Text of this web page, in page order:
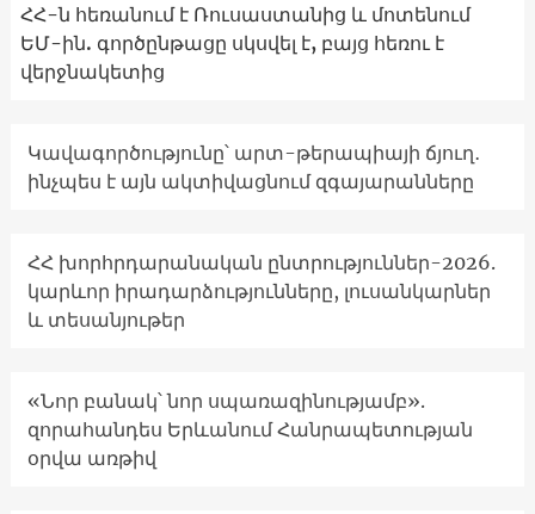
ՀՀ-ն հեռանում է Ռուսաստանից և մոտենում
ԵՄ-ին. գործընթացը սկսվել է, բայց հեռու է
վերջնակետից
Կավագործությունը՝ արտ-թերապիայի ճյուղ․
ինչպես է այն ակտիվացնում զգայարանները
ՀՀ խորհրդարանական ընտրություններ-2026.
կարևոր իրադարձությունները, լուսանկարներ
և տեսանյութեր
«Նոր բանակ՝ նոր սպառազինությամբ».
զորահանդես Երևանում Հանրապետության
օրվա առթիվ